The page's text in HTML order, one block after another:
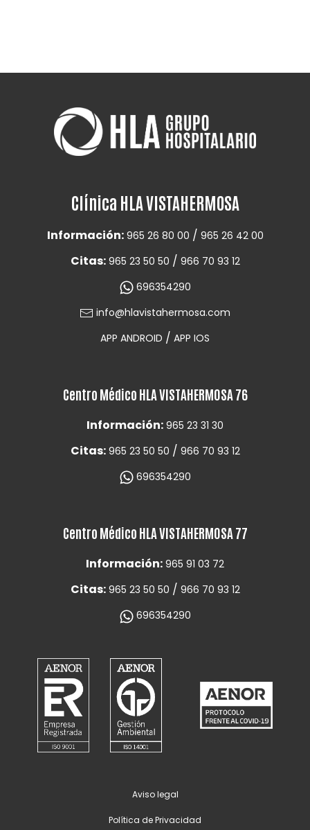
Clínica HLA VISTAHERMOSA
Información: 965 26 80 00 / 965 26 42 00
Citas: 965 23 50 50 / 966 70 93 12
696354290
info@hlavistahermosa.com
APP ANDROID / APP IOS
Centro Médico HLA VISTAHERMOSA 76
Información: 965 23 31 30
Citas: 965 23 50 50 / 966 70 93 12
696354290
Centro Médico HLA VISTAHERMOSA 77
Información: 965 91 03 72
Citas: 965 23 50 50 / 966 70 93 12
696354290
Aviso legal
Política de Privacidad